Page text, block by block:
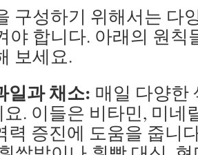
구성하기 위해서는 다
야 합니다. 아래의 원칙
보세요.
일과 채소: 매일 다양한
. 이들은 비타민, 미네
력 증진에 도움을 줍니